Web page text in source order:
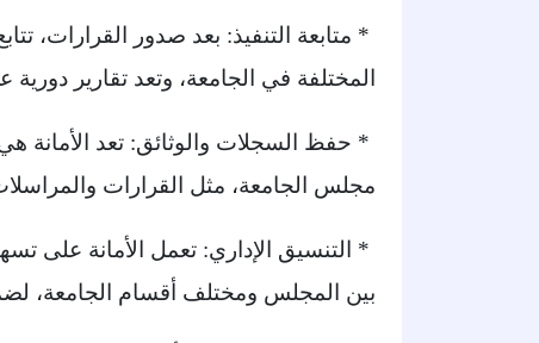
* متابعة التنفيذ: بعد صدور القرارات،
المختلفة في الجامعة، وتعد تقارير
* حفظ السجلات والوثائق: تعد الأمانة
مجلس الجامعة، مثل القرارات
* التنسيق الإداري: تعمل الأمانة على
بين المجلس ومختلف أقسام الجامعة،